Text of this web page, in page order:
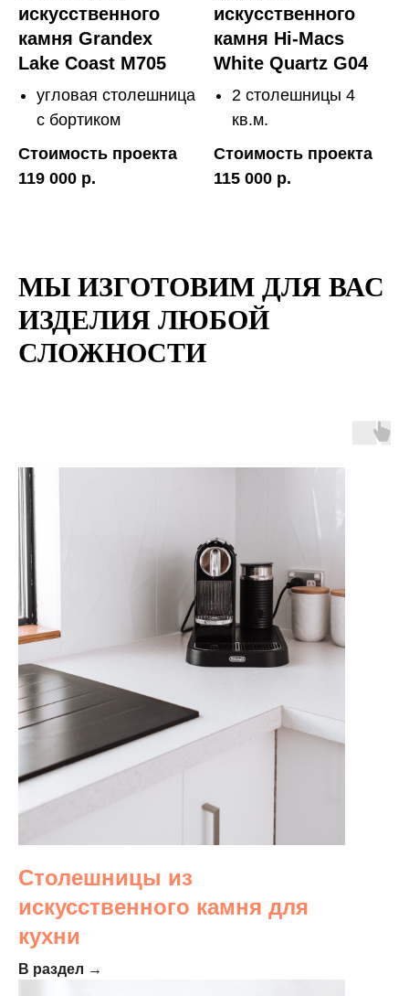
искусственного
камня Grandex
Lake Coast M705
угловая столешница
с бортиком
Стоимость проекта
119 000 р.
искусственного
камня Hi-Macs
White Quartz G04
2 столешницы 4
кв.м.
Стоимость проекта
115 000 р.
МЫ ИЗГОТОВИМ ДЛЯ ВАС
ИЗДЕЛИЯ ЛЮБОЙ
СЛОЖНОСТИ
Столешницы из
искусственного камня для
кухни
В раздел →